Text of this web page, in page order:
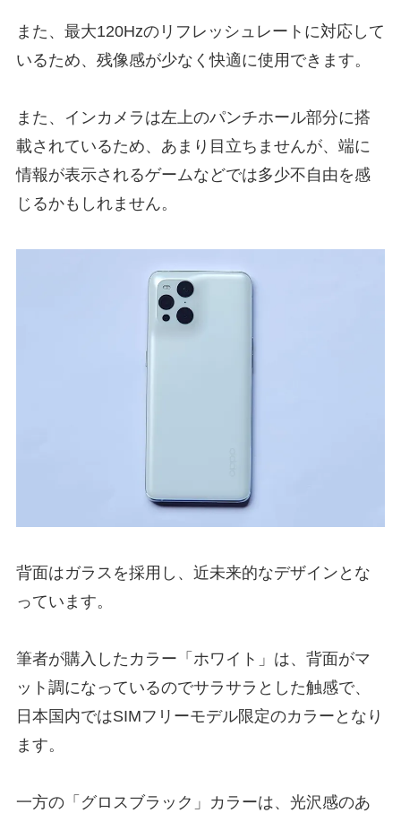
また、最大120Hzのリフレッシュレートに対応して
いるため、残像感が少なく快適に使用できます。
また、インカメラは左上のパンチホール部分に搭
載されているため、あまり目立ちませんが、端に
情報が表示されるゲームなどでは多少不自由を感
じるかもしれません。
背面はガラスを採用し、近未来的なデザインとな
っています。
筆者が購入したカラー「ホワイト」は、背面がマ
ット調になっているのでサラサラとした触感で、
日本国内ではSIMフリーモデル限定のカラーとなり
ます。
一方の「グロスブラック」カラーは、光沢感のあ